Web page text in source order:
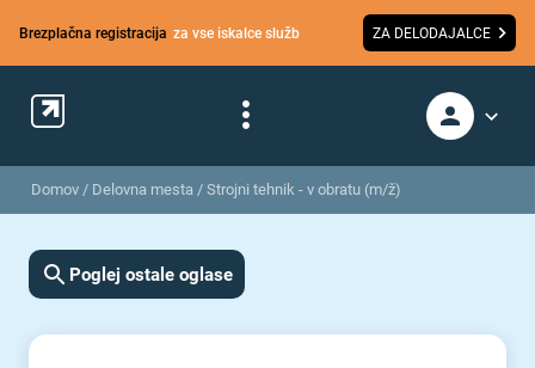
Brezplačna registracija za vse iskalce služb ZA DELODAJALCE
Domov / Delovna mesta / Strojni tehnik - v obratu (m/ž)
Poglej ostale oglase